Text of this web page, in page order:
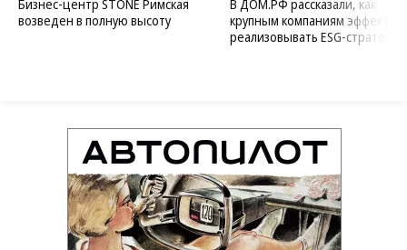
Бизнес-центр STONE Римская
возведен в полную высоту
В ДОМ.РФ рассказали, как
крупным компаниям
реализовывать ESG-стратегию